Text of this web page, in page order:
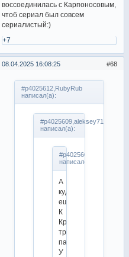
воссоединилась с Карпоносовым,
чтоб сериал был совсем
сериалистый:)
+7
68
08.04.2025 16:08:25
#p4025612,RubyRub
написал(а):
#p4025609,aleksey71
написал(а):
#p4025607,RubyRub
написал(а):
А
куда
еще)
К
Крыловой
третьей
парой?
У